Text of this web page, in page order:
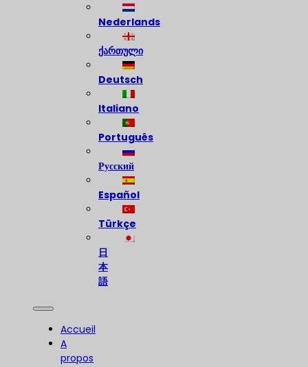
Nederlands
ქართული
Deutsch
Italiano
Português
Русский
Español
Türkçe
日
本
語
Accueil
A
propos